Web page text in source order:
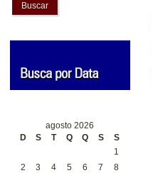
Buscar
agosto 2026
D
S T Q Q S
S
1
2
3 4 5 6 7
8